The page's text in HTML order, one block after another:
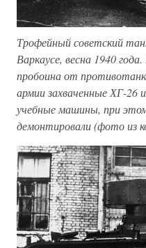
Трофейный советский
Варкаусе, весна 1940
пробоина от
армии захваченные ХГ-26
учебные машины, при
демонтировали (фото из